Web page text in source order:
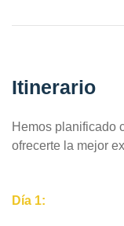
Itinerario
Hemos planificado
ofrecerte la mejor
Día 1: